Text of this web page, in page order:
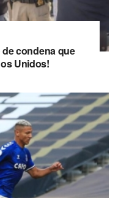
de condena que
Unidos!